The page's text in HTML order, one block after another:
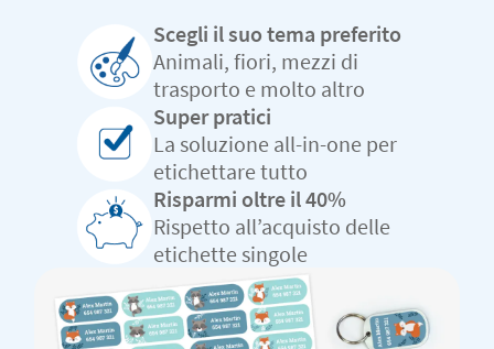
Scegli il suo tema preferito
Animali, fiori, mezzi di
trasporto e molto altro
Super pratici
La soluzione all-in-one per
etichettare tutto
Risparmi oltre il 40%
Rispetto all’acquisto delle
etichette singole